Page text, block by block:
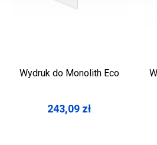
Wydruk do Monolith Eco
243,09 zł